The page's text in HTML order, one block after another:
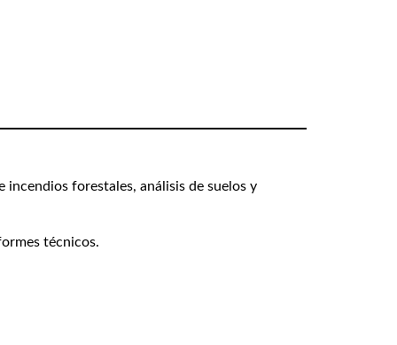
forestales, análisis de suelos y
técnicos.